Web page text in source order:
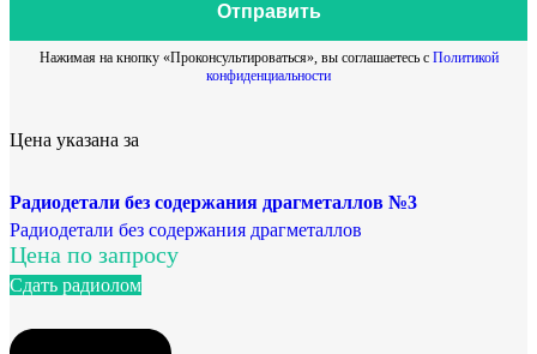
Отправить
Нажимая на кнопку «Проконсультироваться», вы соглашаетесь с Политикой
конфиденциальности
Цена указана за
Радиодетали без содержания драгметаллов №3
Радиодетали без содержания драгметаллов
Цена по запросу
Сдать радиолом